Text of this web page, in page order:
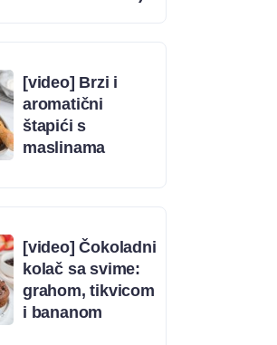
[video] Brzi i
aromatični
štapići s
maslinama
[video] Čokoladni
kolač sa svime:
grahom, tikvicom
i bananom